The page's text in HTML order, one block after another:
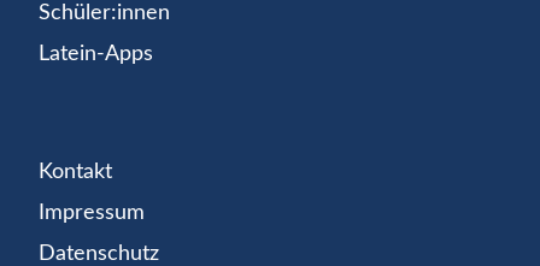
Schüler:innen
Latein-Apps
Kontakt
Impressum
Datenschutz